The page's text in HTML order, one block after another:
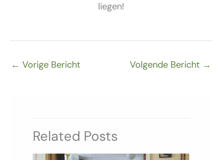
liegen!
← Vorige Bericht Volgende Bericht →
Related Posts